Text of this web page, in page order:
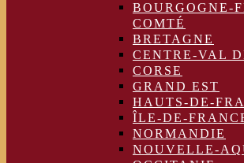
BOURGOGNE-
COMTÉ
BRETAGNE
CENTRE-VAL
CORSE
GRAND EST
HAUTS-DE-
ÎLE-DE-
NORMANDIE
NOUVELLE-